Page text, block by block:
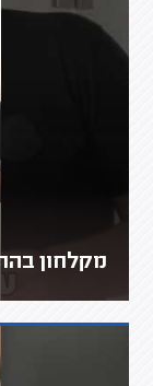
מקלחון